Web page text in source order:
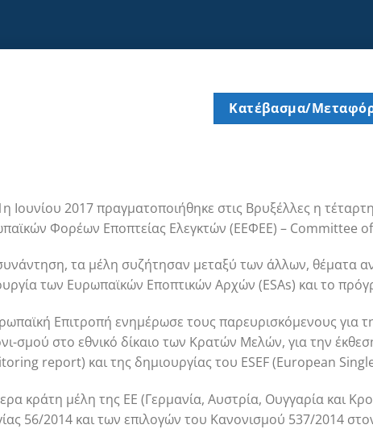
Κατέβασμα/
Ιουνίου 2017 πραγματοποιήθηκε στις Βρυξέλλες η
Φορέων Εποπτείας Ελεγκτών (ΕΕΦΕΕ) – Committee
τα μέλη συζήτησαν μεταξύ των άλλων, θέματα
των Ευρωπαϊκών Εποπτικών Αρχών (ESAs) και το
Επιτροπή ενημέρωσε τους παρευρισκόμενους για
σμού στo εθνικό δίκαιο των Κρατών Μελών, για την
report) και της δημιουργίας του ESEF (European
κράτη μέλη της ΕΕ (Γερμανία, Αυστρία, Ουγγαρία και
56/2014 και των επιλογών του Κανονισμού 537/2014